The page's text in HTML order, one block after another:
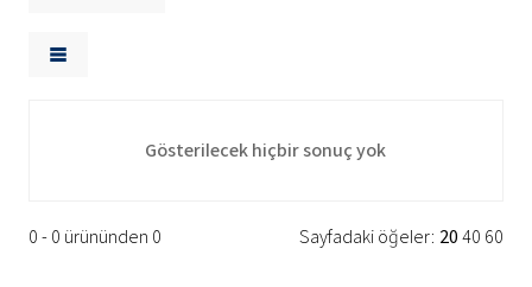
Gösterilecek hiçbir sonuç yok
0 - 0 ürününden 0 Sayfadaki öğeler: 2040 60